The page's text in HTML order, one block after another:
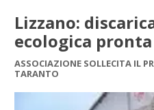
Lizzano:
ecologica
ASSOCIAZIONE SOLLECITA IL
TARANTO